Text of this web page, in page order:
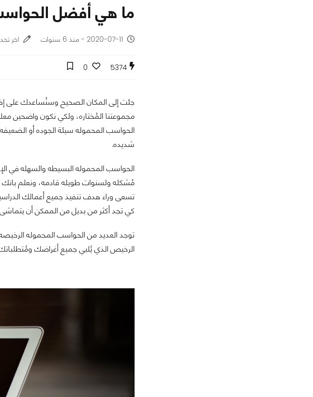
ما هي أفضل الحواسب
2020-07-11 - منذ 6 سنوات اخر تحديث
5374
0
جئت إلى المكان الصحيح وسنُساعدك على
مجموعتنا المُختاره، ولكي نكون واضحين
الحواسب المحموله سيئة الجوده أو
شديده.
الحواسب المحموله البسيطه والسهله في
مُشكله ولسنوات طويله قادمه، ونعلم
تسعى وراء هدف تنفيذ جميع أعمالك
كي تجد أكثر من بديل من الممكن أن يتماشى
توجد العديد من الحواسب المحموله
الرخيص الذي يُلبي جميع أغراضك ومُتطلباتك